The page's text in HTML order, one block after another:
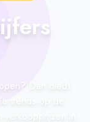
Dan biedt
trends op de